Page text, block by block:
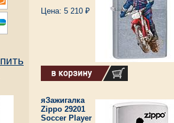
Цена: 5 210 ₽
яЗажигалка
Zippo 29201
Soccer Player